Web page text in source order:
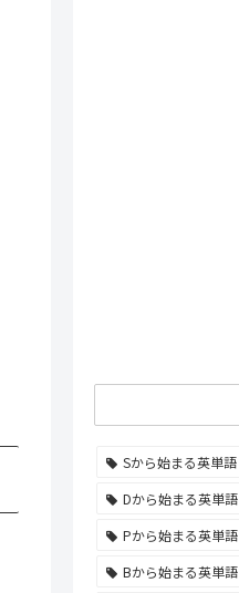
Sから始まる英単語
Dから始まる英単語
Pから始まる英単語
Bから始まる英単語